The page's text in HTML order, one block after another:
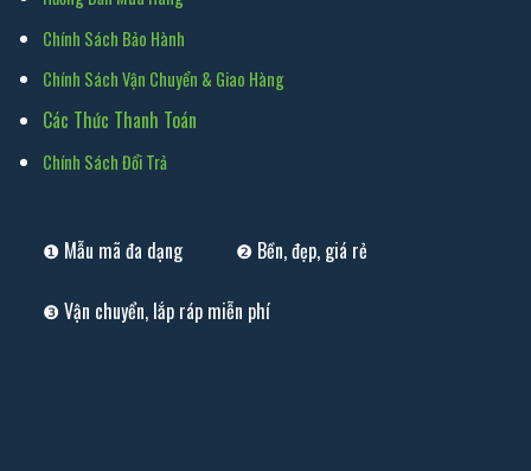
Chính Sách Bảo Hành
Chính Sách Vận Chuyển & Giao Hàng
Các Thức Thanh Toán
Chính Sách Đổi Trả
❶ Mẫu mã đa dạng ❷ Bền, đẹp, giá rẻ
❸ Vận chuyển, lắp ráp miễn phí